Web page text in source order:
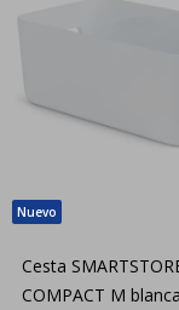
Cesta
COMPACT M blanca